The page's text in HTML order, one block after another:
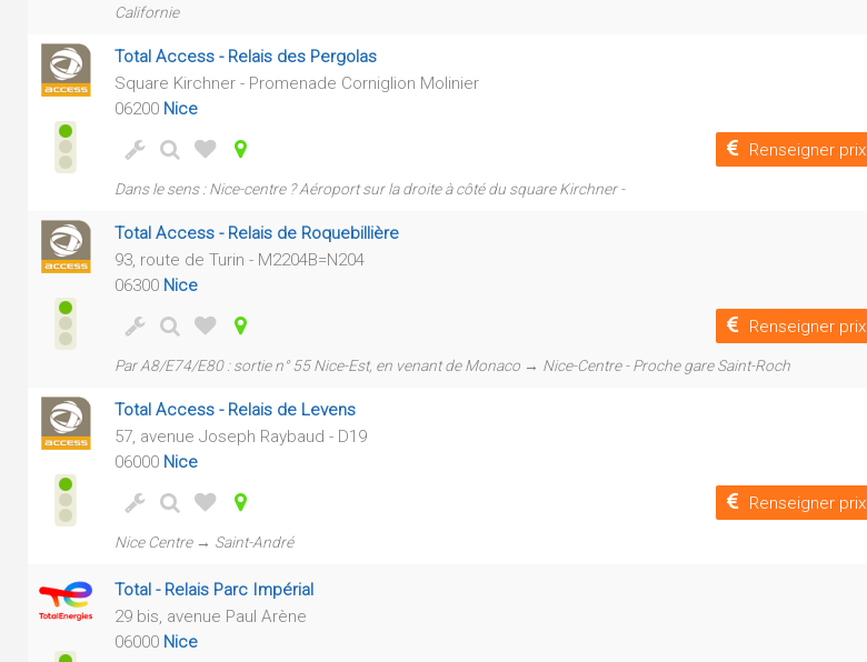
Californie
Total Access - Relais des Pergolas
Square Kirchner - Promenade Corniglion Molinier
06200 Nice
Renseigner prix
Dans le sens : Nice-centre ? Aéroport sur la droite à côté du square Kirchner -
Total Access - Relais de Roquebillière
93, route de Turin - M2204B=N204
06300 Nice
Renseigner prix
Par A8/E74/E80 : sortie n° 55 Nice-Est, en venant de Monaco → Nice-Centre - Proche gare Saint-Roch
Total Access - Relais de Levens
57, avenue Joseph Raybaud - D19
06000 Nice
Renseigner prix
Nice Centre → Saint-André
Total - Relais Parc Impérial
29 bis, avenue Paul Arène
06000 Nice